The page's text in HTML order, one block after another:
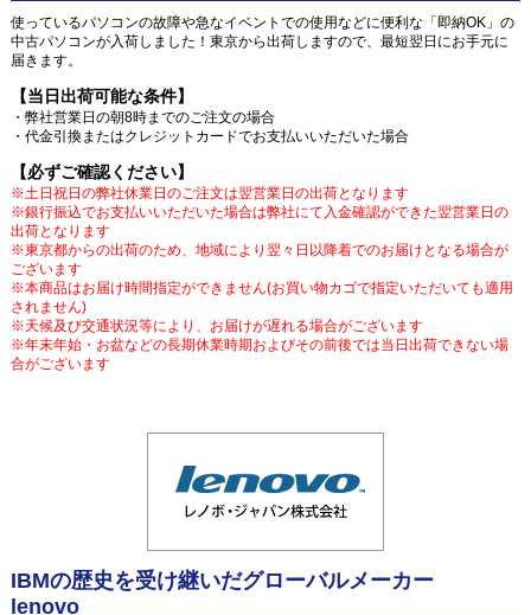
使っているパソコンの故障や急なイベントでの使用などに便利な「即納OK」の
中古パソコンが入荷しました！東京から出荷しますので、最短翌日にお手元に
届きます。
【当日出荷可能な条件】
・弊社営業日の朝8時までのご注文の場合
・代金引換またはクレジットカードでお支払いいただいた場合
【必ずご確認ください】
※土日祝日の弊社休業日のご注文は翌営業日の出荷となります
※銀行振込でお支払いいただいた場合は弊社にて入金確認ができた翌営業日の
出荷となります
※東京都からの出荷のため、地域により翌々日以降着でのお届けとなる場合が
ございます
※本商品はお届け時間指定ができません(お買い物カゴで指定いただいても適用
されません)
※天候及び交通状況等により、お届けが遅れる場合がございます
※年末年始・お盆などの長期休業時期およびその前後では当日出荷できない場
合がございます
IBMの歴史を受け継いだグローバルメーカー
lenovo